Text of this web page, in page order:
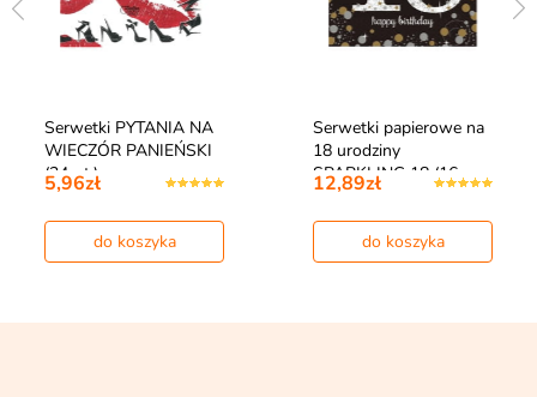
Serwetki PYTANIA NA
WIECZÓR PANIEŃSKI
(24szt.)
5,96zł
do koszyka
Serwetki papierowe na
18 urodziny
SPARKLING 18 (16…
12,89zł
do koszyka